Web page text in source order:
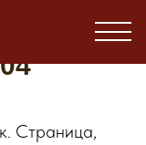
Страница,